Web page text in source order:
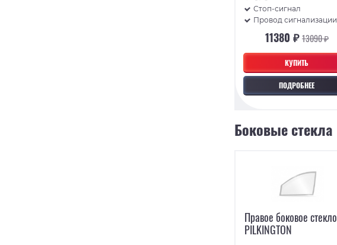
КУПИТЬ
ПОДРОБНЕЕ
Стоп-сигнал
Провод сигнализации
11380 ₽13090 ₽
Боковые стекла
Правое боковое стекло
PILKINGTON